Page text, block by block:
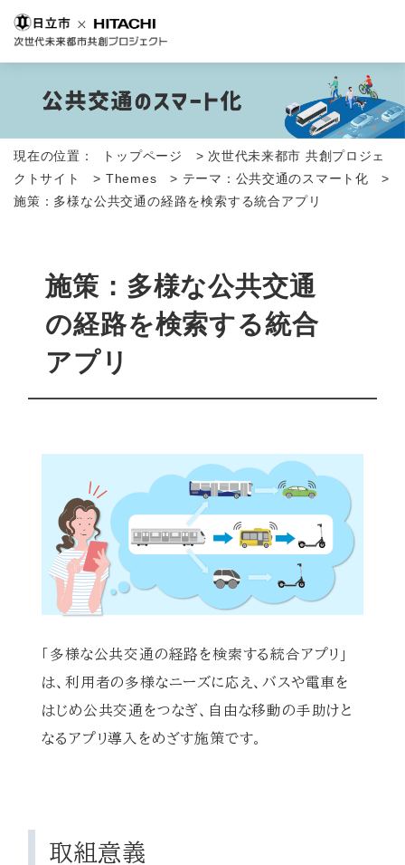
現在の位置： トップページ > 次世代未来都市 共創プロジェ
クトサイト
> Themes > テーマ：公共交通のスマート化
>
施策：多様な公共交通の経路を検索する統合アプリ
施策：多様な公共交通
の経路を検索する統合
アプリ
「多様な公共交通の経路を検索する統合アプリ」
は、利用者の多様なニーズに応え、バスや電車を
はじめ公共交通をつなぎ、自由な移動の手助けと
なるアプリ導入をめざす施策です。
取組意義